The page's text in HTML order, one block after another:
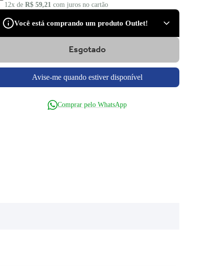
12x de R$ 59,21 com juros no cartão
Você está comprando um produto Outlet!
São produtos com desconto de várias marcas, que podem
serem apenas ponta de estoque, não tendo nenhum dano.
Você tem direito à garantia?
Claro! Você terá a garantia legal e de fábrica para defeitos
Esgotado
Avise-me quando estiver disponível
Comprar pelo WhatsApp